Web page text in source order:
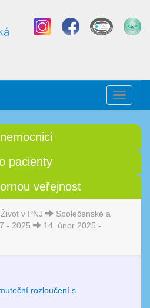
Toggle
pacienty
veřejnost
Život v PNJ
Společenské a
- 2025
14. únor 2025 -
rozloučení s